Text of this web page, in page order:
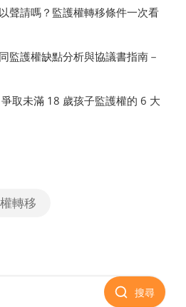
聲請嗎？監護權轉移條件一次看
監護權缺點分析與協議書指南－
取未滿 18 歲孩子監護權的 6 大
轉移
搜尋